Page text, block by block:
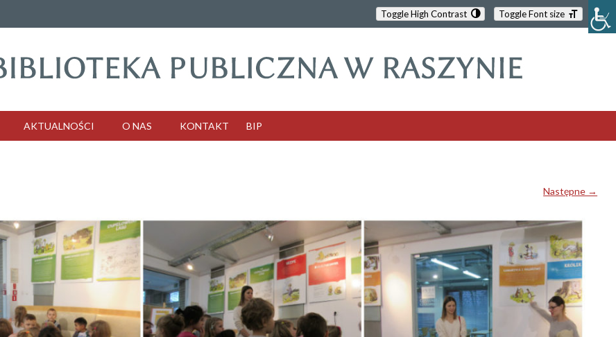
Toggle High Contrast Toggle Font size
AKTUALNOŚCI O NAS KONTAKT BIP
Następne →